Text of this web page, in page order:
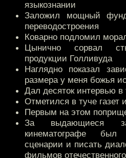
языкознании
Заложил мощный
переводостроения
Коварно подломил
Цынично сорвал
продукции Голливуда
Наглядно показал
размера у меня божья
Дал десяток интервью в
Отметился в туче газет
Первым на этом
За выдающиеся
кинематографе был
сценарии и писать
фильмов